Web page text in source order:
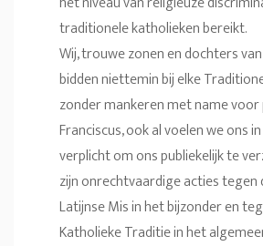
traditionele katholieken bereikt.
Wij, trouwe zonen en dochters
bidden niettemin bij elke
zonder mankeren met name voor
Franciscus, ook al voelen we ons
verplicht om ons publiekelijk te
zijn onrechtvaardige acties
Latijnse Mis in het bijzonder en
Katholieke Traditie in het